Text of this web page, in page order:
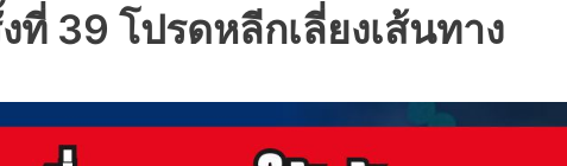
39 โปรดหลีกเลี่ยงเส้นทาง